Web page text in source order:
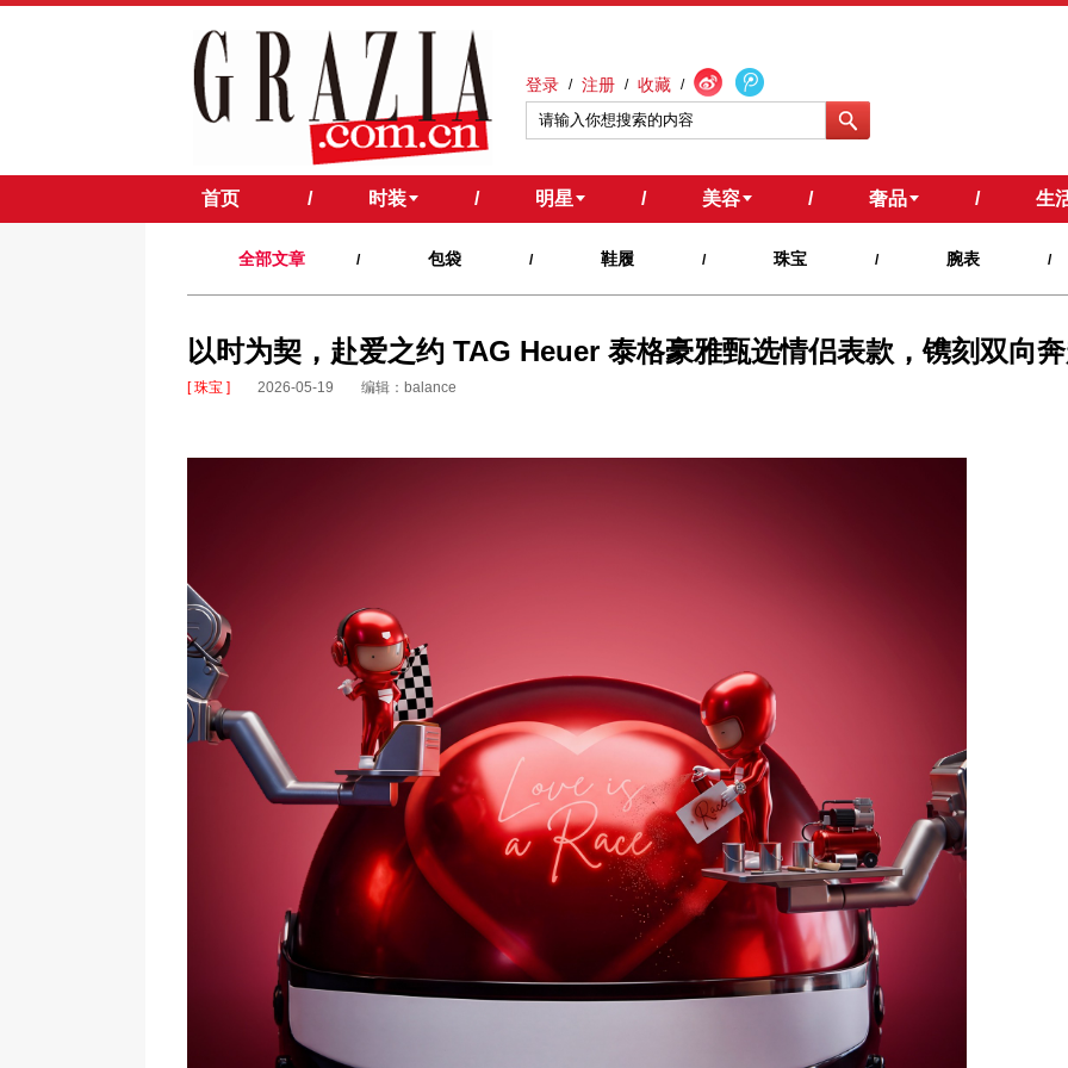
登录 / 注册 / 收藏 /
首页 / 时装 / 明星 / 美容 / 奢品 / 生
全部文章 / 包袋 / 鞋履 / 珠宝 / 腕表 /
以时为契，赴爱之约 TAG Heuer 泰格豪雅甄选情侣表款，镌刻双向
[ 珠宝 ] 2026-05-19 编辑：balance